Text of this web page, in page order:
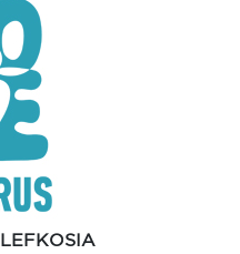
LEFKOSIA